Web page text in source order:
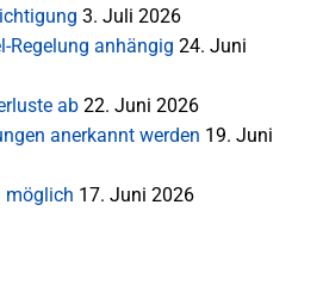
3. Juli 2026
Regelung anhängig 24. Juni
ab 22. Juni 2026
anerkannt werden 19. Juni
möglich 17. Juni 2026